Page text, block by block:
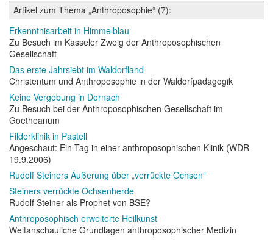
Artikel zum Thema „Anthroposophie“ (7):
Erkenntnisarbeit in Himmelblau
Zu Besuch im Kasseler Zweig der Anthroposophischen
Gesellschaft
Das erste Jahrsiebt im Waldorfland
Christentum und Anthroposophie in der Waldorfpädagogik
Keine Vergebung in Dornach
Zu Besuch bei der Anthroposophischen Gesellschaft im
Goetheanum
Filderklinik in Pastell
Angeschaut: Ein Tag in einer anthroposophischen Klinik (WDR
19.9.2006)
Rudolf Steiners Äußerung über „verrückte Ochsen“
Steiners verrückte Ochsenherde
Rudolf Steiner als Prophet von BSE?
Anthroposophisch erweiterte Heilkunst
Weltanschauliche Grundlagen anthroposophischer Medizin